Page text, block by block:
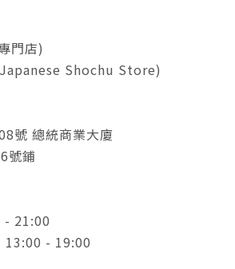
門店)
Shochu Store)
號 總統商業大廈
號鋪
- 21:00
13:00 - 19:00